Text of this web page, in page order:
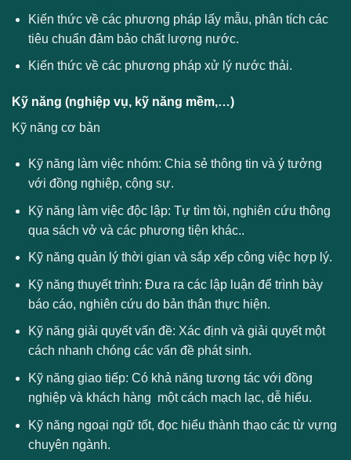
Kiến thức về các phương pháp lấy mẫu, phân tích các
tiêu chuẩn đảm bảo chất lượng nước.
Kiến thức về các phương pháp xử lý nước thải.
Kỹ năng (nghiệp vụ, kỹ năng mềm,…)
Kỹ năng cơ bản
Kỹ năng làm việc nhóm: Chia sẻ thông tin và ý tưởng
với đồng nghiệp, cộng sự.
Kỹ năng làm việc độc lập: Tự tìm tòi, nghiên cứu thông
qua sách vở và các phương tiện khác..
Kỹ năng quản lý thời gian và sắp xếp công việc hợp lý.
Kỹ năng thuyết trình: Đưa ra các lập luận để trình bày
báo cáo, nghiên cứu do bản thân thực hiện.
Kỹ năng giải quyết vấn đề: Xác định và giải quyết một
cách nhanh chóng các vấn đề phát sinh.
Kỹ năng giao tiếp: Có khả năng tương tác với đồng
nghiệp và khách hàng một cách mạch lạc, dễ hiểu.
Kỹ năng ngoại ngữ tốt, đọc hiểu thành thạo các từ vựng
chuyên ngành.